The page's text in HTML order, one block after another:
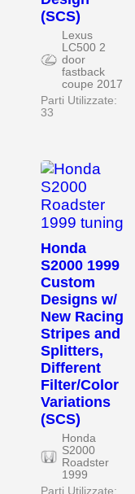
(SCS)
Lexus
LC500 2
door
fastback
coupe 2017
Parti Utilizzate:
33
Honda
S2000 1999
Custom
Designs w/
New Racing
Stripes and
Splitters,
Different
Filter/Color
Variations
(SCS)
Honda
S2000
Roadster
1999
Parti Utilizzate: